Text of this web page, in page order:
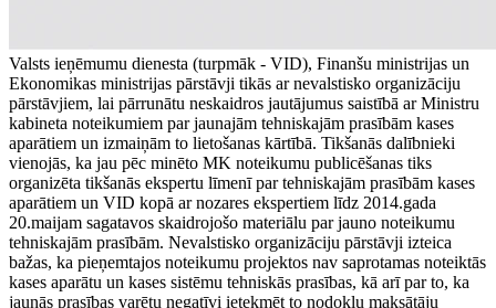
Valsts ieņēmumu dienesta (turpmāk - VID), Finanšu ministrijas un
Ekonomikas ministrijas pārstāvji tikās ar nevalstisko organizāciju
pārstāvjiem, lai pārrunātu neskaidros jautājumus saistībā ar Ministru
kabineta noteikumiem par jaunajām tehniskajām prasībām kases
aparātiem un izmaiņām to lietošanas kārtībā. Tikšanās dalībnieki
vienojās, ka jau pēc minēto MK noteikumu publicēšanas tiks
organizēta tikšanās ekspertu līmenī par tehniskajām prasībām kases
aparātiem un VID kopā ar nozares ekspertiem līdz 2014.gada
20.maijam sagatavos skaidrojošo materiālu par jauno noteikumu
tehniskajām prasībām. Nevalstisko organizāciju pārstāvji izteica
bažas, ka pieņemtajos noteikumu projektos nav saprotamas noteiktās
kases aparātu un kases sistēmu tehniskās prasības, kā arī par to, ka
jaunās prasības varētu negatīvi ietekmēt to nodokļu maksātāju